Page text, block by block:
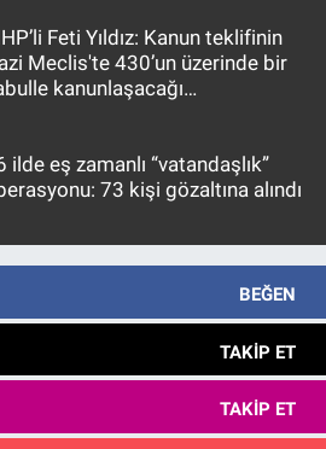
Feti Yıldız: Kanun teklifinin
Meclis'te 430’un üzerinde bir
kanunlaşacağı
ilde eş zamanlı “vatandaşlık”
73 kişi gözaltına alındı
BEĞEN
TAKIP ET
TAKIP ET